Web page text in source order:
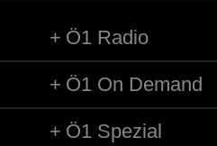
Ö1 Radio
Ö1 On Demand
Ö1 Spezial